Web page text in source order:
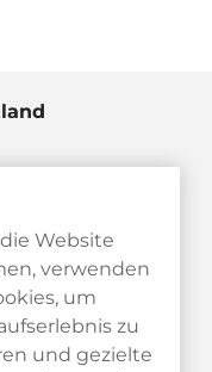
Website
verwenden
um
zu
und gezielte